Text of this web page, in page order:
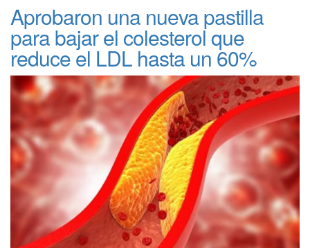
Aprobaron una nueva pastilla
para bajar el colesterol que
reduce el LDL hasta un 60%